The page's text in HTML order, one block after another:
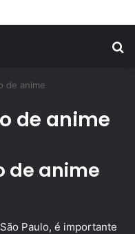
de anime
de anime
de anime
Paulo, é importante